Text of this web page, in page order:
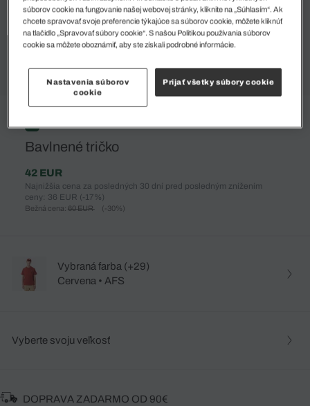
%
Bavlnené tričko
42 EUR
Najnižšia cena za posledných 30 dní pred posledným znížením
ceny: 36 EUR (-17%)
Bežná cena: 60 EUR (-30%)
Vybraná farba (+29)
Cervena • AFS
Vyberte svoju veľkosť
DOPRAVA ZADARMO OD 90€
súborov cookie na fungovanie našej webovej stránky, kliknite na „Súhlasím“. Ak
chcete spravovať svoje preferencie týkajúce sa súborov cookie, môžete kliknúť
na tlačidlo „Spravovať súbory cookie“. S našou Politikou používania súborov
cookie sa môžete oboznámiť, aby ste získali podrobné informácie.
Nastavenia súborov
cookie
Prijať všetky súbory cookie